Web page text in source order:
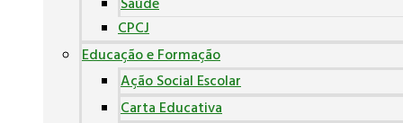
CPCJ
Educação e Formação
Ação Social Escolar
Carta Educativa